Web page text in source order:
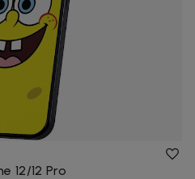
12/12 Pro